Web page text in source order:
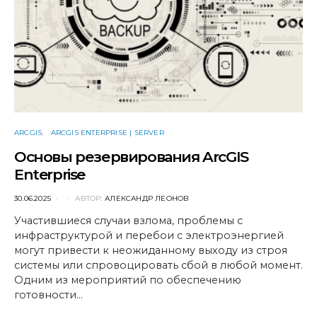
ARCGIS ARCGIS ENTERPRISE | SERVER
Основы резервирования ArcGIS
Enterprise
POSTED
30.06.2025 АВТОР: АЛЕКСАНДР ЛЕОНОВ
Участившиеся случаи взлома, проблемы с
инфраструктурой и перебои с электроэнергией
могут привести к неожиданному выходу из строя
системы или спровоцировать сбой в любой момент.
Одним из мероприятий по обеспечению
готовности…